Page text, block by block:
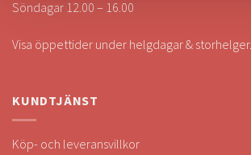
Söndagar 12.00 – 16.00
Visa öppettider under helgdagar & storhelger.
KUNDTJÄNST
Köp- och leveransvillkor